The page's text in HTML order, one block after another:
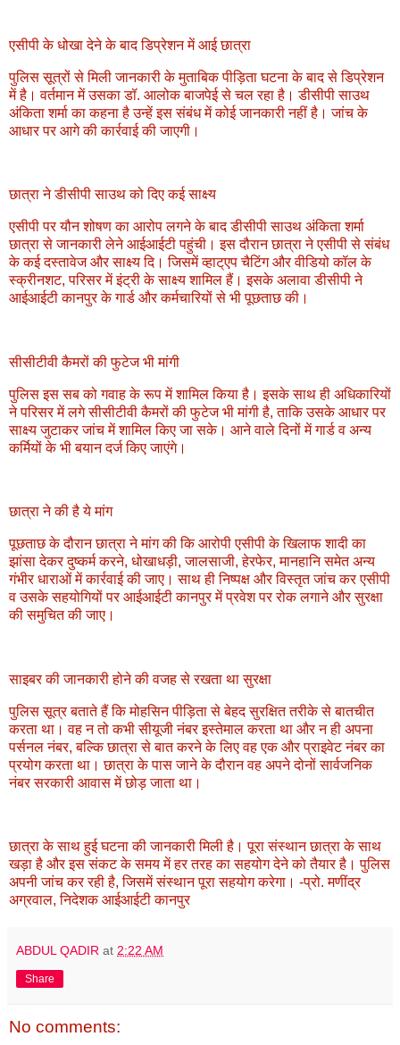
एसीपी के धोखा देने के बाद डिप्रेशन में आई छात्रा
पुलिस सूत्रों से मिली जानकारी के मुताबिक पीड़िता घटना के बाद से डिप्रेशन
में है। वर्तमान में उसका डॉ. आलोक बाजपेई से चल रहा है। डीसीपी साउथ
अंकिता शर्मा का कहना है उन्हें इस संबंध में कोई जानकारी नहीं है। जांच के
आधार पर आगे की कार्रवाई की जाएगी।
छात्रा ने डीसीपी साउथ को दिए कई साक्ष्य
एसीपी पर यौन शोषण का आरोप लगने के बाद डीसीपी साउथ अंकिता शर्मा
छात्रा से जानकारी लेने आईआईटी पहुंची। इस दौरान छात्रा ने एसीपी से संबंध
के कई दस्तावेज और साक्ष्य दि। जिसमें व्हाट्एप चैटिंग और वीडियो कॉल के
स्क्रीनशट, परिसर में इंट्री के साक्ष्य शामिल हैं। इसके अलावा डीसीपी ने
आईआईटी कानपुर के गार्ड और कर्मचारियों से भी पूछताछ की।
सीसीटीवी कैमरों की फुटेज भी मांगी
पुलिस इस सब को गवाह के रूप में शामिल किया है। इसके साथ ही अधिकारियों
ने परिसर में लगे सीसीटीवी कैमरों की फुटेज भी मांगी है, ताकि उसके आधार पर
साक्ष्य जुटाकर जांच में शामिल किए जा सके। आने वाले दिनों में गार्ड व अन्य
कर्मियों के भी बयान दर्ज किए जाएंगे।
छात्रा ने की है ये मांग
पूछताछ के दौरान छात्रा ने मांग की कि आरोपी एसीपी के खिलाफ शादी का
झांसा देकर दुष्कर्म करने, धोखाधड़ी, जालसाजी, हेरफेर, मानहानि समेत अन्य
गंभीर धाराओं में कार्रवाई की जाए। साथ ही निष्पक्ष और विस्तृत जांच कर एसीपी
व उसके सहयोगियों पर आईआईटी कानपुर में प्रवेश पर रोक लगाने और सुरक्षा
की समुचित की जाए।
साइबर की जानकारी होने की वजह से रखता था सुरक्षा
पुलिस सूत्र बताते हैं कि मोहसिन पीड़िता से बेहद सुरक्षित तरीके से बातचीत
करता था। वह न तो कभी सीयूजी नंबर इस्तेमाल करता था और न ही अपना
पर्सनल नंबर, बल्कि छात्रा से बात करने के लिए वह एक और प्राइवेट नंबर का
प्रयोग करता था। छात्रा के पास जाने के दौरान वह अपने दोनों सार्वजनिक
नंबर सरकारी आवास में छोड़ जाता था।
छात्रा के साथ हुई घटना की जानकारी मिली है। पूरा संस्थान छात्रा के साथ
खड़ा है और इस संकट के समय में हर तरह का सहयोग देने को तैयार है। पुलिस
अपनी जांच कर रही है, जिसमें संस्थान पूरा सहयोग करेगा। -प्रो. मणींद्र
अग्रवाल, निदेशक आईआईटी कानपुर
ABDUL QADIR at 2:22 AM
Share
No comments: